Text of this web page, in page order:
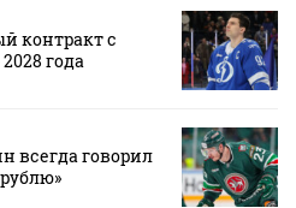
контракт с
года
всегда говорил